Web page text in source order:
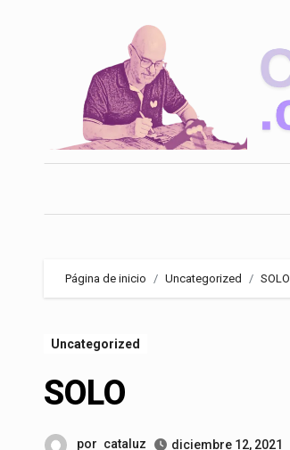
Página de inicio Uncategorized SOLO
Uncategorized
SOLO
por cataluz diciembre 12, 2021